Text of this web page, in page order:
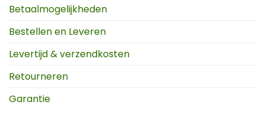
Betaalmogelijkheden
Bestellen en Leveren
Levertijd & verzendkosten
Retourneren
Garantie